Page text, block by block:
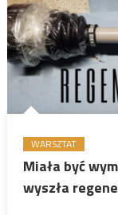
WARSZTAT
Miała być
wyszła